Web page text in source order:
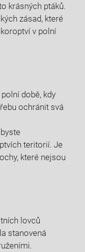
krásných ptáků.
zásad, které
v polní
době, kdy
ochránit svá
teritorií. Je​
‍které nejsou
⁢lovců
stanovená